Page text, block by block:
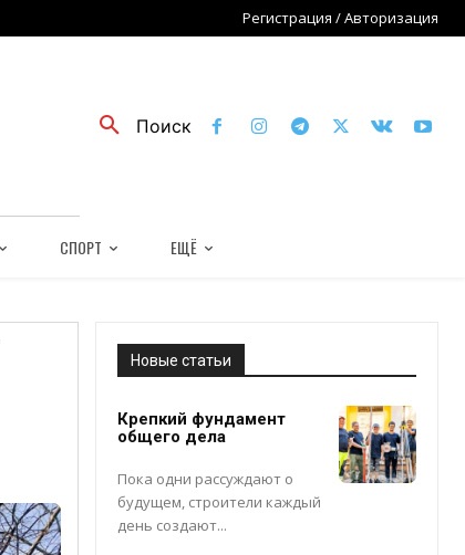
Регистрация / Авторизация
Поиск
СПОРТ ЕЩЁ
Новые статьи
Крепкий фундамент
общего дела
Пока одни рассуждают о
будущем, строители каждый
день создают...